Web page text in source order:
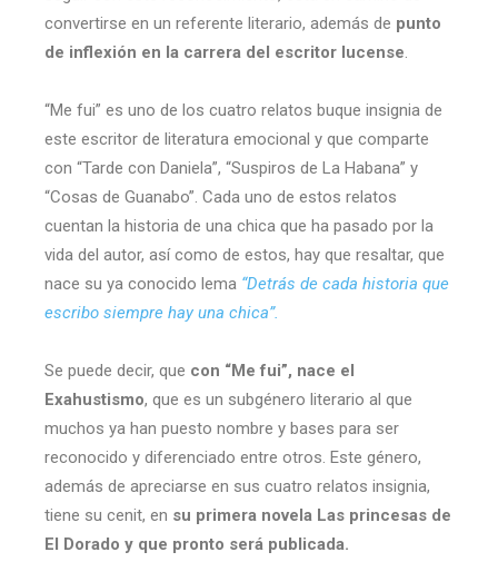
convertirse en un referente literario, además de punto
de inflexión en la carrera del escritor lucense.
“Me fui” es uno de los cuatro relatos buque insignia de
este escritor de literatura emocional y que comparte
con “Tarde con Daniela”, “Suspiros de La Habana” y
“Cosas de Guanabo”. Cada uno de estos relatos
cuentan la historia de una chica que ha pasado por la
vida del autor, así como de estos, hay que resaltar, que
nace su ya conocido lema “Detrás de cada historia que
escribo siempre hay una chica”.
Se puede decir, que con “Me fui”, nace el
Exahustismo, que es un subgénero literario al que
muchos ya han puesto nombre y bases para ser
reconocido y diferenciado entre otros. Este género,
además de apreciarse en sus cuatro relatos insignia,
tiene su cenit, en su primera novela Las princesas de
El Dorado y que pronto será publicada.